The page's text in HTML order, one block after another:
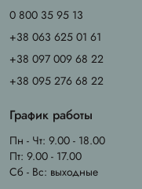
0 800 35 95 13
+38 063 625 01 61
+38 097 009 68 22
+38 095 276 68 22
График работы
Пн - Чт: 9.00 - 18.00
Пт: 9.00 - 17.00
Сб - Вс: выходные